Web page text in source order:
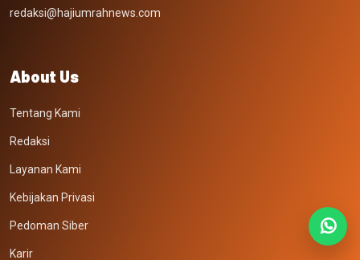
redaksi@hajiumrahnews.com
About Us
Tentang Kami
Redaksi
Layanan Kami
Kebijakan Privasi
Pedoman Siber
Karir